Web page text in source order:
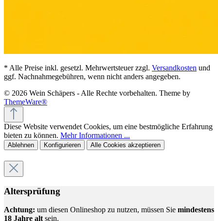
* Alle Preise inkl. gesetzl. Mehrwertsteuer zzgl. Versandkosten und
ggf. Nachnahmegebühren, wenn nicht anders angegeben.
© 2026 Wein Schäpers - Alle Rechte vorbehalten. Theme by
ThemeWare®
Diese Website verwendet Cookies, um eine bestmögliche Erfahrung
bieten zu können. Mehr Informationen ...
Ablehnen Konfigurieren Alle Cookies akzeptieren
Altersprüfung
Achtung: um diesen Onlineshop zu nutzen, müssen Sie mindestens
18 Jahre altsein.